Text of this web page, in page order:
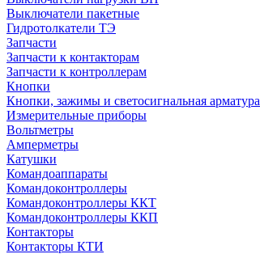
Выключатели пакетные
Гидротолкатели ТЭ
Запчасти
Запчасти к контакторам
Запчасти к контроллерам
Кнопки
Кнопки, зажимы и светосигнальная арматура
Измерительные приборы
Вольтметры
Амперметры
Катушки
Командоаппараты
Командоконтроллеры
Командоконтроллеры ККТ
Командоконтроллеры ККП
Контакторы
Контакторы КТИ